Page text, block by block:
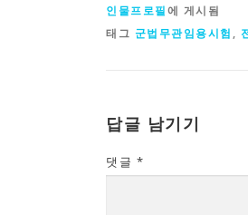
인물프로필에 게시됨
태그 군법무관임용시험 ,
답글 남기기
댓글 *